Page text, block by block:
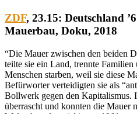
ZDF, 23.15: Deutschland
Mauerbau, Doku, 2018
“Die Mauer zwischen den beiden
teilte sie ein Land, trennte
Menschen starben, weil sie diese
Befürworter verteidigten sie als
Bollwerk gegen den Kapitalismus.
überrascht und konnten die Mauer